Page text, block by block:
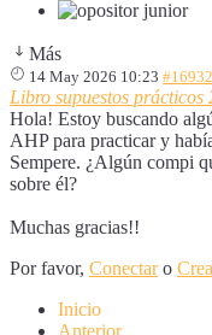
Más
14 May 2026 10:23
Libro supuestos prácticos
Hola! Estoy buscando
AHP para practicar y
Sempere. ¿Algún compi
sobre él?
Muchas gracias!!
Por favor, Conectaro
Inicio
Anterior